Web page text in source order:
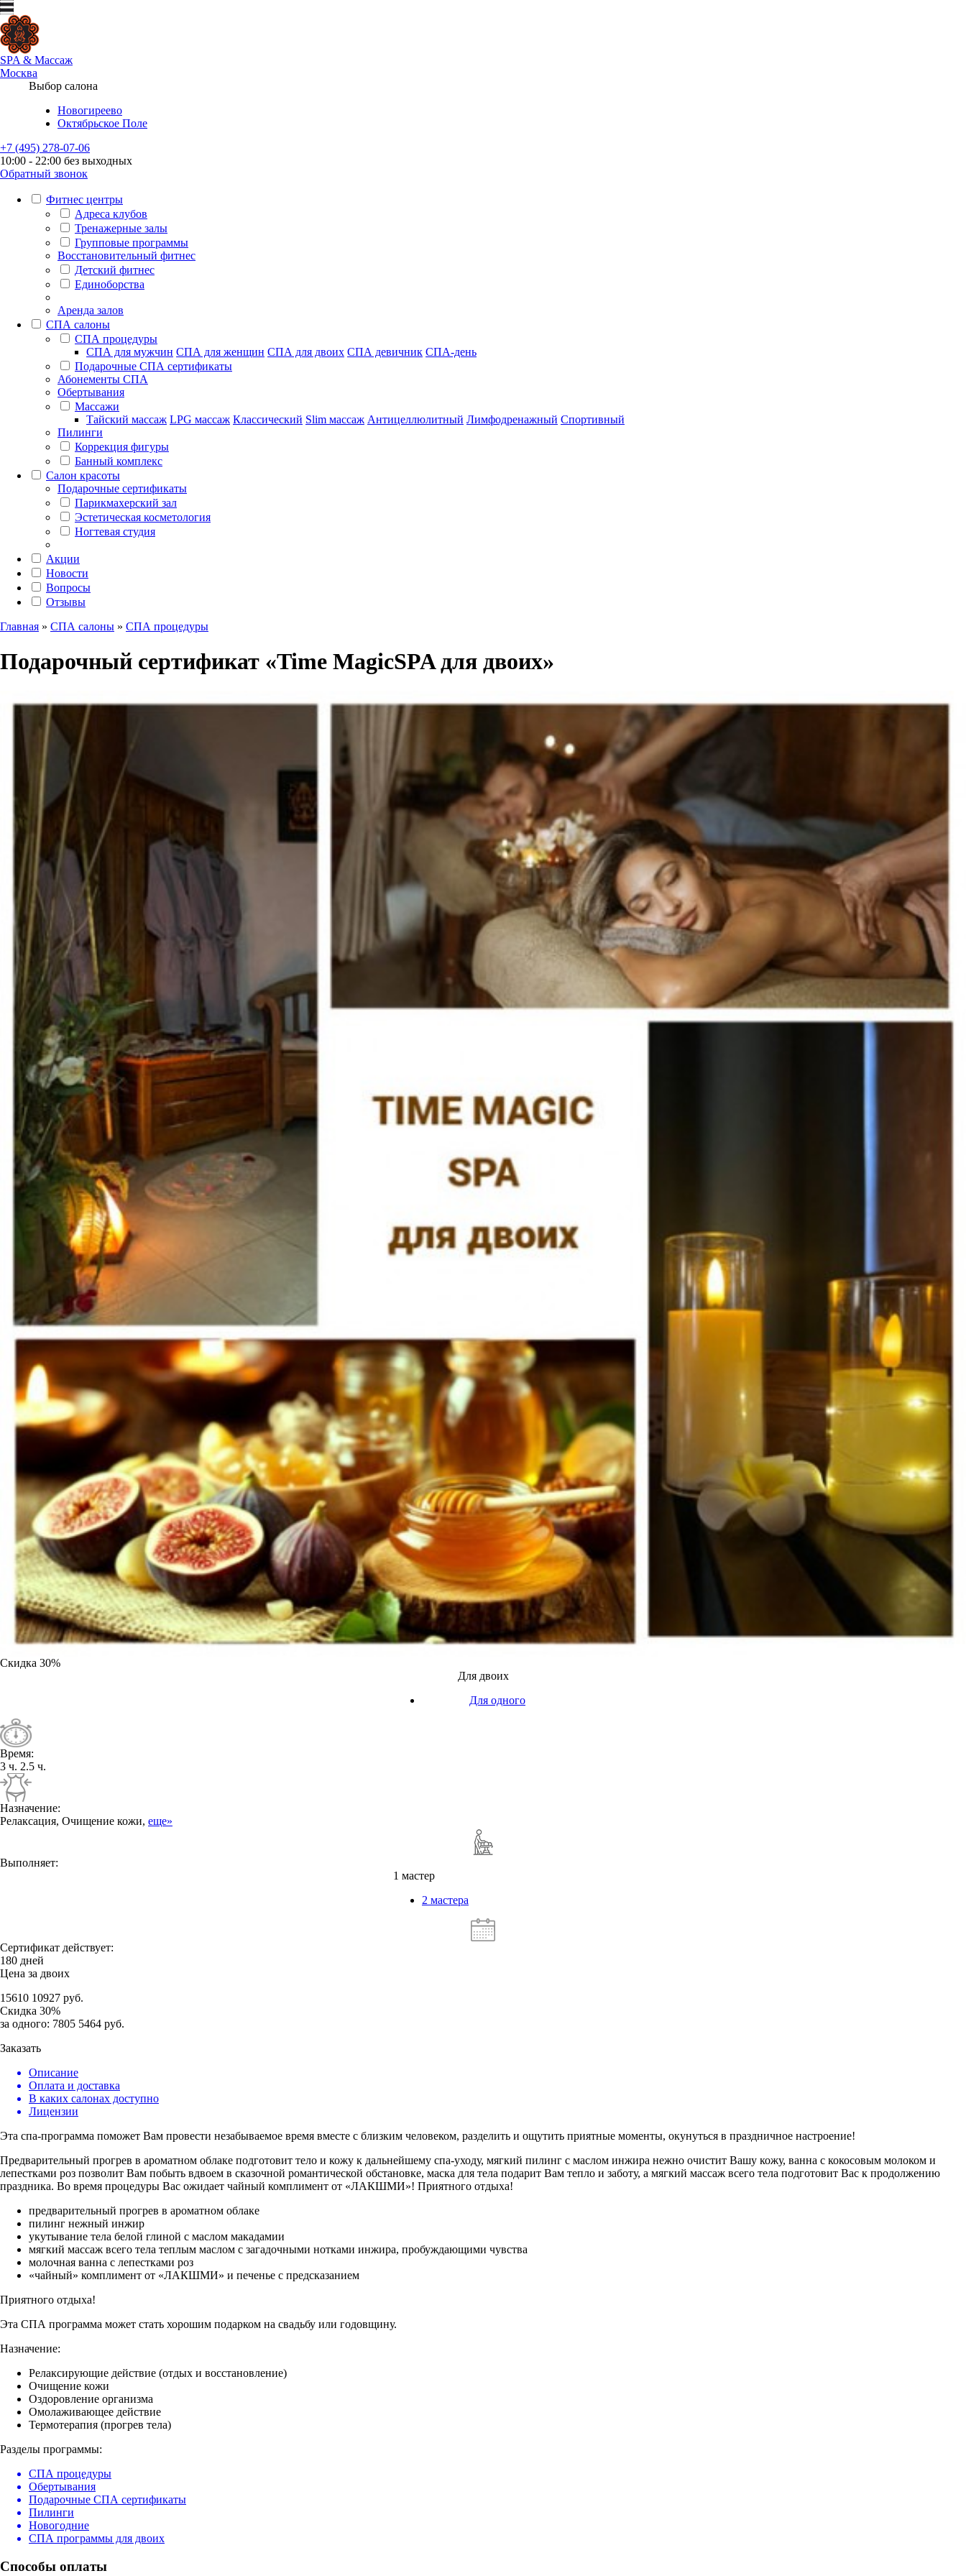
SPA & Массаж
Москва
Выбор салона
Новогиреево
Октябрьское Поле
+7 (495) 278-07-06
10:00 - 22:00 без выходных
Обратный звонок
Фитнес центры
Адреса клубов
Тренажерные залы
Групповые программы
Восстановительный фитнес
Детский фитнес
Единоборства
Аренда залов
СПА салоны
СПА процедуры
СПА для мужчин СПА для женщин СПА для двоих СПА девичник СПА-день
Подарочные СПА сертификаты
Абонементы СПА
Обертывания
Массажи
Тайский массаж LPG массаж Классический Slim массаж Антицеллюлитный Лимфодренажный Спортивный
Пилинги
Коррекция фигуры
Банный комплекс
Салон красоты
Подарочные сертификаты
Парикмахерский зал
Эстетическая косметология
Ногтевая студия
Акции
Новости
Вопросы
Отзывы
Главная » СПА салоны » СПА процедуры
Подарочный сертификат «Time MagicSPA для двоих»
Скидка 30%
Для двоих
Для одного
Время:
3 ч. 2.5 ч.
Назначение:
Релаксация, Очищение кожи, еще»
Выполняет:
1 мастер
2 мастера
Сертификат действует:
180 дней
Цена за двоих
15610 10927 руб.
Скидка 30%
за одного: 7805 5464 руб.
Заказать
Описание
Оплата и доставка
В каких салонах доступно
Лицензии
Эта спа-программа поможет Вам провести незабываемое время вместе с близким человеком, разделить и ощутить приятные моменты, окунуться в праздничное настроение!
Предварительный прогрев в ароматном облаке подготовит тело и кожу к дальнейшему спа-уходу, мягкий пилинг с маслом инжира нежно очистит Вашу кожу, ванна с кокосовым молоком и
лепестками роз позволит Вам побыть вдвоем в сказочной романтической обстановке, маска для тела подарит Вам тепло и заботу, а мягкий массаж всего тела подготовит Вас к продолжению
праздника. Во время процедуры Вас ожидает чайный комплимент от «ЛАКШМИ»! Приятного отдыха!
предварительный прогрев в ароматном облаке
пилинг нежный инжир
укутывание тела белой глиной с маслом макадамии
мягкий массаж всего тела теплым маслом с загадочными нотками инжира, пробуждающими чувства
молочная ванна с лепестками роз
«чайный» комплимент от «ЛАКШМИ» и печенье с предсказанием
Приятного отдыха!
Эта СПА программа может стать хорошим подарком на свадьбу или годовщину.
Назначение:
Релаксирующие действие (отдых и восстановление)
Очищение кожи
Оздоровление организма
Омолаживающее действие
Термотерапия (прогрев тела)
Разделы программы:
СПА процедуры
Обертывания
Подарочные СПА сертификаты
Пилинги
Новогодние
СПА программы для двоих
Способы оплаты